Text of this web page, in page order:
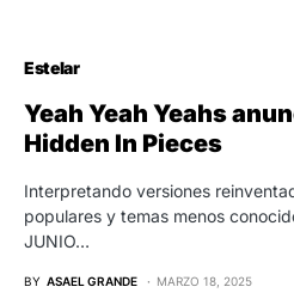
Estelar
Yeah Yeah Yeahs
Hidden In Pieces
Interpretando versiones
populares y temas menos
JUNIO…
BY ASAEL GRANDE MARZO 18, 2025